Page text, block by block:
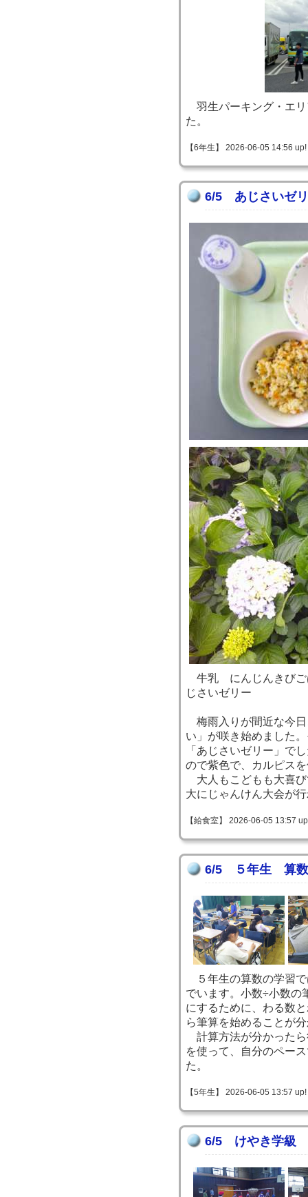
羽生パーキング・エリ
た。
【6年生】 2026-06-05 14:56 up!
6/5 あじさいゼ
牛乳 にんじんきび
じさいゼリー
梅雨入りが間近な今
い」が咲き始めました
「あじさいゼリー」で
ので紫色で、カルピス
大人もこどもも大喜び
大にじゃんけん大会が
【給食室】 2026-06-05 13:57
6/5 ５年生 算数
５年生の算数の学習で
でいます。小数÷小数の
にするために、わる数
ら筆算を始めることが
計算方法が分かったら
を使って、自分のペー
た。
【5年生】 2026-06-05 13:57 up!
6/5 けやき学級